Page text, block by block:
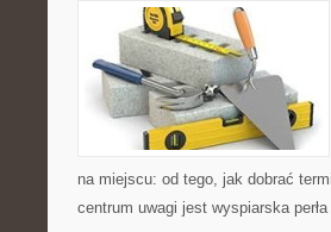
na miejscu: od tego, jak dobrać
centrum uwagi jest wyspiarska